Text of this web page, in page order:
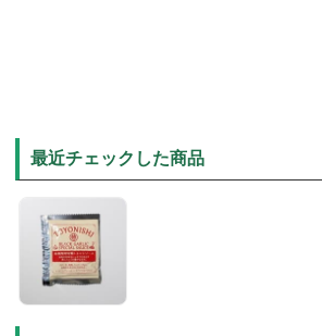
最近チェックした商品